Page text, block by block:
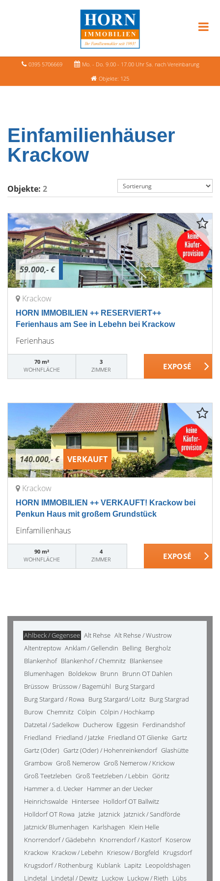
0395 5706669
Mo. - Do. 9.00 - 17.00 Uhr Sa. nach Vereinbarung
Objekte: 125
Einfamilienhäuser
Krackow
Objekte: 2
59.000,- €
Krackow
HORN IMMOBILIEN ++ RESERVIERT++
Ferienhaus am See in Lebehn bei Krackow
Ferienhaus
70 m²
WOHNFLÄCHE
3
ZIMMER
140.000,- € VERKAUFT
Krackow
HORN IMMOBILIEN ++ VERKAUFT! Krackow bei
Penkun Haus mit großem Grundstück
Einfamilienhaus
90 m²
WOHNFLÄCHE
4
ZIMMER
Ahlbeck / Gegensee Alt Rehse Alt Rehse / Wustrow
Altentreptow Anklam / Gellendin Belling Bergholz
Blankenhof Blankenhof / Chemnitz Blankensee
Blumenhagen Boldekow Brunn Brunn OT Dahlen
Brüssow Brüssow / Bagemühl Burg Stargard
Burg Stargard / Rowa Burg Stargard/ Loitz Burg Stargrad
Burow Chemnitz Cölpin Cölpin / Hochkamp
Datzetal / Sadelkow Ducherow Eggesin Ferdinandshof
Friedland Friedland / Jatzke Friedland OT Glienke Gartz
Gartz (Oder) Gartz (Oder) / Hohenreinkendorf Glashütte
Grambow Groß Nemerow Groß Nemerow / Krickow
Groß Teetzleben Groß Teetzleben / Lebbin Göritz
Hammer a. d. Uecker Hammer an der Uecker
Heinrichswalde Hintersee Holldorf OT Ballwitz
Holldorf OT Rowa Jatzke Jatznick Jatznick / Sandförde
Jatznick/ Blumenhagen Karlshagen Klein Helle
Knorrendorf / Gädebehn Knorrendorf / Kastorf Koserow
Krackow Krackow / Lebehn Kriesow / Borgfeld Krugsdorf
Krugsdorf / Rothenburg Kublank Lapitz Leopoldshagen
Lindetal Lindetal / Dewitz Luckow Luckow / Rieth Lübs